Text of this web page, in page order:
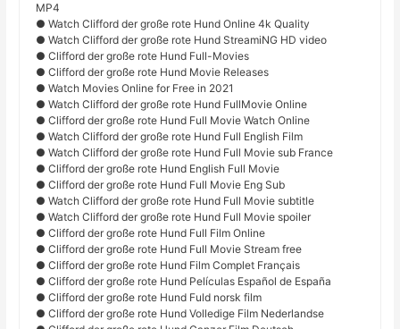
MP4
● Watch Clifford der große rote Hund Online 4k Quality
● Watch Clifford der große rote Hund StreamiNG HD video
● Clifford der große rote Hund Full-Movies
● Clifford der große rote Hund Movie Releases
● Watch Movies Online for Free in 2021
● Watch Clifford der große rote Hund FullMovie Online
● Clifford der große rote Hund Full Movie Watch Online
● Watch Clifford der große rote Hund Full English Film
● Watch Clifford der große rote Hund Full Movie sub France
● Clifford der große rote Hund English Full Movie
● Clifford der große rote Hund Full Movie Eng Sub
● Watch Clifford der große rote Hund Full Movie subtitle
● Watch Clifford der große rote Hund Full Movie spoiler
● Clifford der große rote Hund Full Film Online
● Clifford der große rote Hund Full Movie Stream free
● Clifford der große rote Hund Film Complet Français
● Clifford der große rote Hund Películas Español de España
● Clifford der große rote Hund Fuld norsk film
● Clifford der große rote Hund Volledige Film Nederlandse